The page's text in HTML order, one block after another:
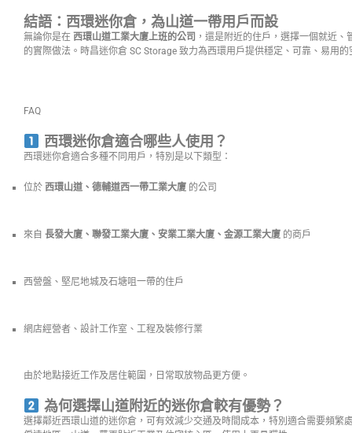
結語：西環迷你倉，為山道一帶用戶而設
無論你是在 西環山道工業大廈上班的公司 ，還是附近的住戶，選擇一個就近
的實際做法。時昌迷你倉 SC Storage 致力為西環用戶提供穩定、可靠、易用的
FAQ
西環迷你倉適合哪些人使用？
西環迷你倉適合多種不同用戶，特別是以下類型：
位於 西環山道、德輔道西一帶工業大廈 的公司
來自 長發大廈、聯發工業大廈、安業工業大廈、金源工業大廈 的商戶
西營盤、堅尼地城及石塘咀一帶的住戶
網店經營者、設計工作室、工程及裝修行業
由於地點接近工作及居住範圍，日常取放物品更方便。
為何選擇山道附近的迷你倉較有優勢？
選擇鄰近西環山道的迷你倉，可有效減少交通及時間成本，特別適合需要頻繁